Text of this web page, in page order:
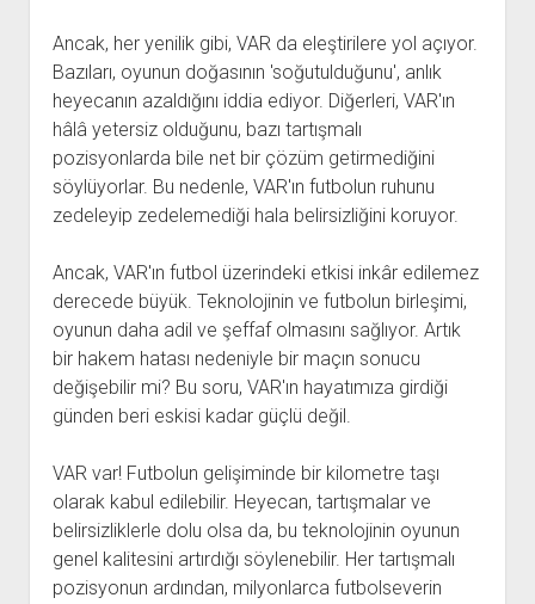
Ancak, her yenilik gibi, VAR da eleştirilere yol açıyor.
Bazıları, oyunun doğasının 'soğutulduğunu', anlık
heyecanın azaldığını iddia ediyor. Diğerleri, VAR'ın
hâlâ yetersiz olduğunu, bazı tartışmalı
pozisyonlarda bile net bir çözüm getirmediğini
söylüyorlar. Bu nedenle, VAR'ın futbolun ruhunu
zedeleyip zedelemediği hala belirsizliğini koruyor.
Ancak, VAR'ın futbol üzerindeki etkisi inkâr edilemez
derecede büyük. Teknolojinin ve futbolun birleşimi,
oyunun daha adil ve şeffaf olmasını sağlıyor. Artık
bir hakem hatası nedeniyle bir maçın sonucu
değişebilir mi? Bu soru, VAR'ın hayatımıza girdiği
günden beri eskisi kadar güçlü değil.
VAR var! Futbolun gelişiminde bir kilometre taşı
olarak kabul edilebilir. Heyecan, tartışmalar ve
belirsizliklerle dolu olsa da, bu teknolojinin oyunun
genel kalitesini artırdığı söylenebilir. Her tartışmalı
pozisyonun ardından, milyonlarca futbolseverin